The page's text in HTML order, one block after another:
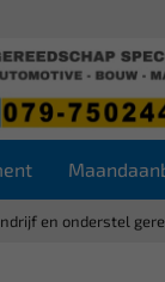
en onderstel